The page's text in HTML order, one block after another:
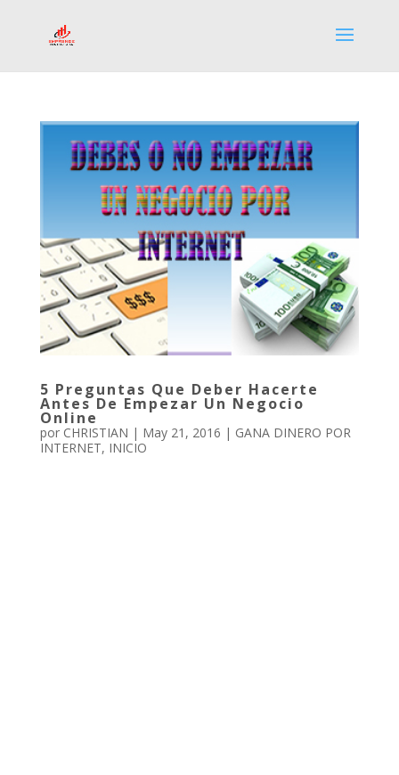
5 Preguntas Que Deber Hacerte
Antes De Empezar Un Negocio
Online
por CHRISTIAN | May 21, 2016 | GANA DINERO POR
INTERNET, INICIO